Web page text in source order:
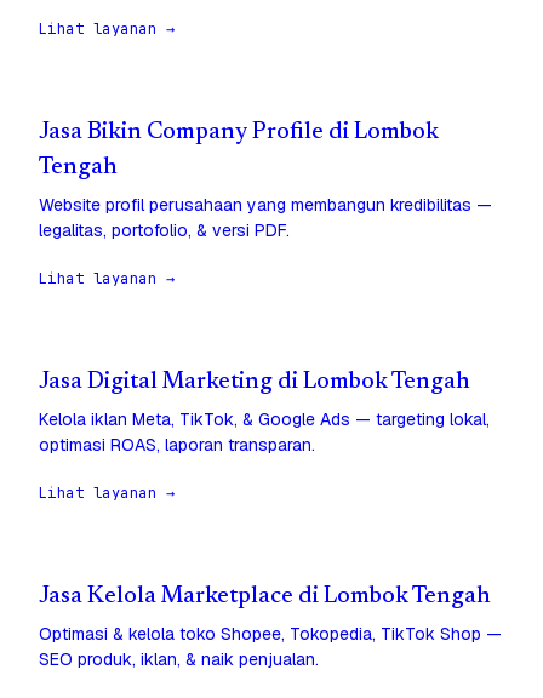
Lihat layanan →
Jasa Bikin Company Profile di Lombok
Tengah
Website profil perusahaan yang membangun kredibilitas —
legalitas, portofolio, & versi PDF.
Lihat layanan →
Jasa Digital Marketing di Lombok Tengah
Kelola iklan Meta, TikTok, & Google Ads — targeting lokal,
optimasi ROAS, laporan transparan.
Lihat layanan →
Jasa Kelola Marketplace di Lombok Tengah
Optimasi & kelola toko Shopee, Tokopedia, TikTok Shop —
SEO produk, iklan, & naik penjualan.